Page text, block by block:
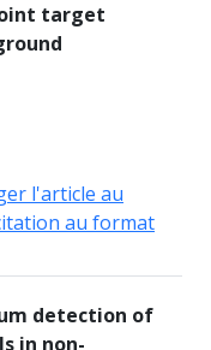
target
l'article au
au format
detection of
in non-